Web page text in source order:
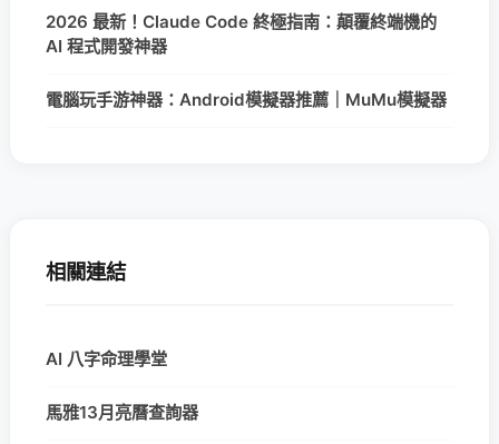
2026 最新！Claude Code 終極指南：顛覆終端機的
AI 程式開發神器
電腦玩手游神器：Android模擬器推薦｜MuMu模擬器
相關連結
AI 八字命理學堂
馬雅13月亮曆查詢器